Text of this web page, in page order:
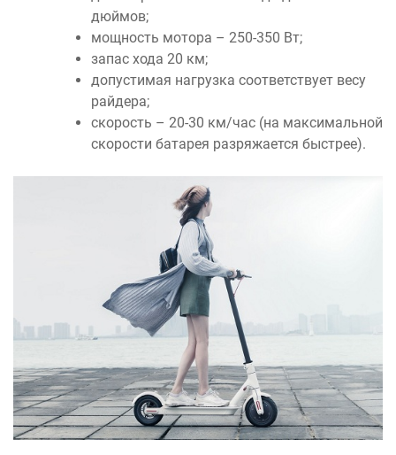
дюймов;
мощность мотора – 250-350 Вт;
запас хода 20 км;
допустимая нагрузка соответствует весу
райдера;
скорость – 20-30 км/час (на максимальной
скорости батарея разряжается быстрее).